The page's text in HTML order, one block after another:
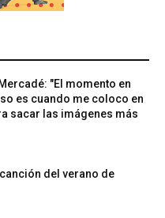
"El momento en
es cuando me coloco en
sacar las imágenes más
del verano de